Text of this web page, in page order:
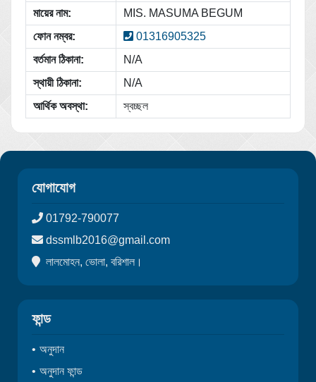
মায়ের নাম:
MIS. MASUMA BEGUM
ফোন নম্বর:
01316905325
বর্তমান ঠিকানা:
N/A
স্থায়ী ঠিকানা:
N/A
আর্থিক অবস্থা:
স্বচ্ছল
যোগাযোগ
01792-790077
dssmlb2016@gmail.com
লালমোহন, ভোলা, বরিশাল।
ফান্ড
অনুদান
অনুদান ফান্ড